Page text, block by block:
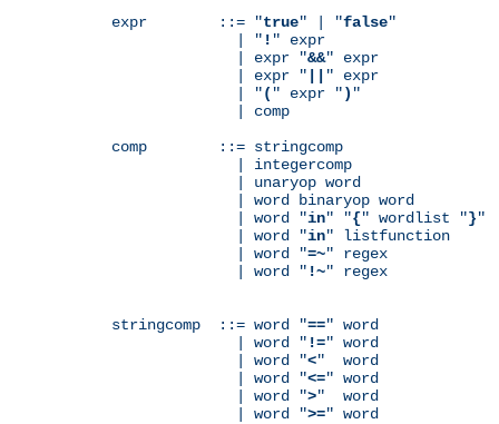
expr        ::= "true" | "false"
              | "
! " expr
              | expr "
&&" expr
              | expr "
" expr
              | "
( " expr ") "
              | comp
comp        ::= stringcomp
              | integercomp
              | unaryop word
              | word binaryop word
              | word "
in" "{" wordlist "}"
              | word "
in" listfunction
              | word "
=~" regex
              | word "
!~" regex
stringcomp  ::= word "==" word
              | word "
!=" word
              | word "
<"  word
              | word "
<=" word
              | word "
>"  word
              | word "
>=" word